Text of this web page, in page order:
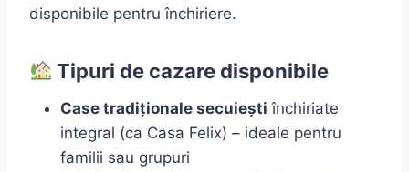
disponibile pentru închiriere.
Tipuri de cazare disponibile
Case tradiționale secuiești închiriate
integral (ca Casa Felix) – ideale pentru
familii sau grupuri